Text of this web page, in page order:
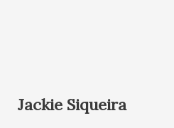
Jackie Siqueira